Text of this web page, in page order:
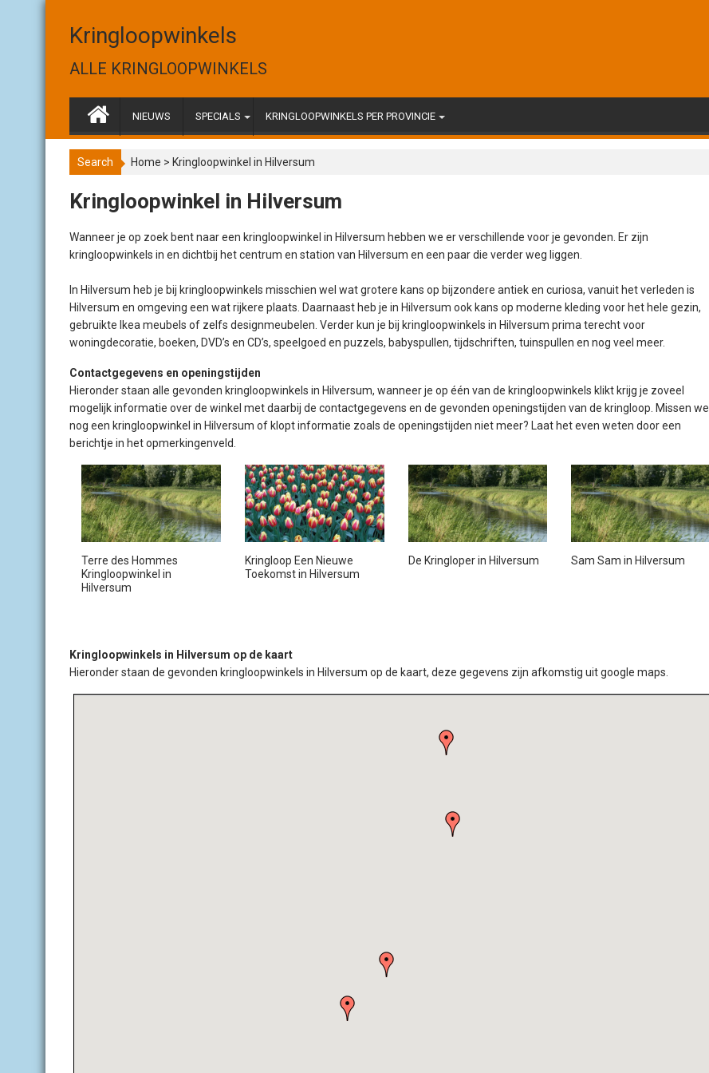
Kringloopwinkels
ALLE KRINGLOOPWINKELS
NIEUWS SPECIALS KRINGLOOPWINKELS PER PROVINCIE
Search Home > Kringloopwinkel in Hilversum
Kringloopwinkel in Hilversum
Wanneer je op zoek bent naar een kringloopwinkel in Hilversum hebben we er verschillende voor je gevonden. Er zijn
kringloopwinkels in en dichtbij het centrum en station van Hilversum en een paar die verder weg liggen.
In Hilversum heb je bij kringloopwinkels misschien wel wat grotere kans op bijzondere antiek en curiosa, vanuit het verleden is
Hilversum en omgeving een wat rijkere plaats. Daarnaast heb je in Hilversum ook kans op moderne kleding voor het hele gezin,
gebruikte Ikea meubels of zelfs designmeubelen. Verder kun je bij kringloopwinkels in Hilversum prima terecht voor
woningdecoratie, boeken, DVD’s en CD’s, speelgoed en puzzels, babyspullen, tijdschriften, tuinspullen en nog veel meer.
Contactgegevens en openingstijden
Hieronder staan alle gevonden kringloopwinkels in Hilversum, wanneer je op één van de kringloopwinkels klikt krijg je zoveel
mogelijk informatie over de winkel met daarbij de contactgegevens en de gevonden openingstijden van de kringloop. Missen we
nog een kringloopwinkel in Hilversum of klopt informatie zoals de openingstijden niet meer? Laat het even weten door een
berichtje in het opmerkingenveld.
Terre des Hommes
Kringloopwinkel in
Hilversum
Kringloop Een Nieuwe
Toekomst in Hilversum
De Kringloper in Hilversum Sam Sam in Hilversum
Kringloopwinkels in Hilversum op de kaart
Hieronder staan de gevonden kringloopwinkels in Hilversum op de kaart, deze gegevens zijn afkomstig uit google maps.